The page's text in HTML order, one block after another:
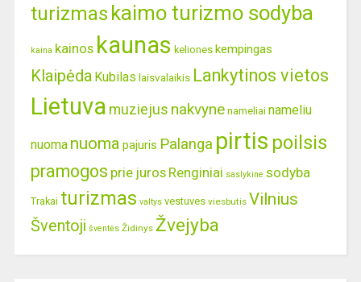
turizmas kaimo turizmo sodyba
kaina kainos kaunas keliones kempingas
Klaipėda Kubilas laisvalaikis Lankytinos vietos
Lietuva muziejus nakvyne nameliai nameliu
nuoma nuoma pajuris Palanga pirtis poilsis
pramogos prie juros Renginiai saslykine sodyba
Trakai turizmas valtys vestuves viesbutis Vilnius
Šventoji šventės Židinys Žvejyba